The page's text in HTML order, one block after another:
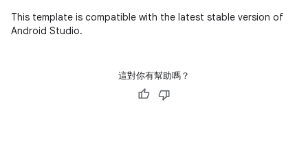
This template is compatible with the latest stable version of
Android Studio.
這對你有幫助嗎？